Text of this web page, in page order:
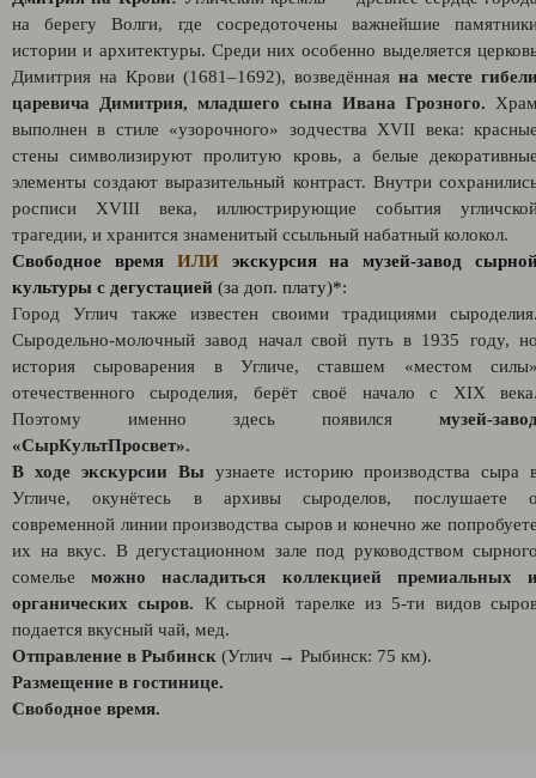
на берегу Волги, где сосредоточены важнейшие
истории и архитектуры. Среди них особенно выделяется
Димитрия на Крови (1681–1692), возведённая на месте
царевича Димитрия, младшего сына Ивана Грозного.
выполнен в стиле «узорочного» зодчества XVII века:
стены символизируют пролитую кровь, а белые
элементы создают выразительный контраст. Внутри
росписи XVIII века, иллюстрирующие события
трагедии, и хранится знаменитый ссыльный набатный колокол.
Свободное время ИЛИэкскурсия на музей-завод
культуры с дегустацией (за доп. плату)*:
Город Углич также известен своими традициями
Сыродельно-молочный завод начал свой путь в 1935 году,
история сыроварения в Угличе, ставшем «местом
отечественного сыроделия, берёт своё начало с XIX
Поэтому именно здесь появился музей-
«СырКультПросвет».
В ходе экскурсии Выузнаете историю производства сыра
Угличе, окунётесь в архивы сыроделов, послушаете
современной линии производства сыров и конечно же
их на вкус. В дегустационном зале под руководством
сомельеможно насладиться коллекцией премиальных
органических сыров. К сырной тарелке из 5-ти видов
подается вкусный чай, мед.
Отправление в Рыбинск (Углич → Рыбинск: 75 км).
Размещение в гостинице.
Свободное время.